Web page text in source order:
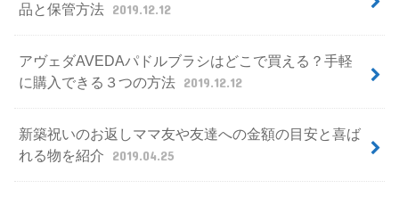
品と保管方法 2019.12.12
アヴェダAVEDAパドルブラシはどこで買える？手軽
に購入できる３つの方法 2019.12.12
新築祝いのお返しママ友や友達への金額の目安と喜ば
れる物を紹介
2019.04.25